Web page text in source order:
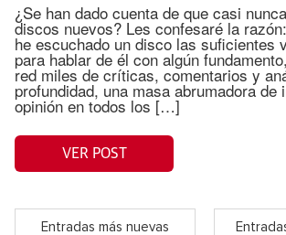
¿Se han dado cuenta de que casi
discos nuevos? Les confesaré la
he escuchado un disco las suficientes
para hablar de él con algún
red miles de críticas, comentarios y
profundidad, una masa abrumadora de
opinión en todos los […]
VER POST
Entradas más nuevas